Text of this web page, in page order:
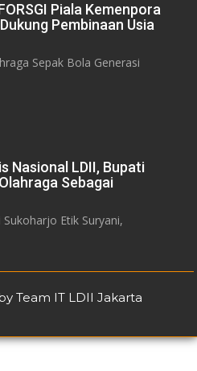
Piala Kemenpora
Pembinaan Usia
Sepak Bola Generasi
Nasional LDII, Bupati
Sebagai
Etik Suryani,
Team IT LDII Jakarta